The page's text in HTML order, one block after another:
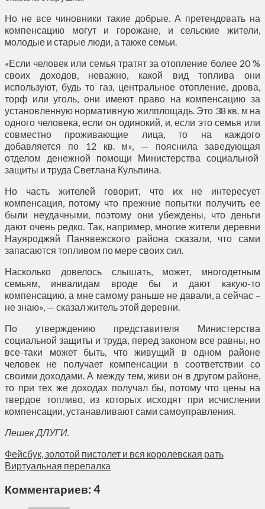
Но не все чиновники такие добрые. А претендовать на
компенсацию могут и горожане, и сельские жители,
молодые и старые люди, а также семьи.
«Если человек или семья тратят за отопление более 20 %
своих доходов, неважно, какой вид топлива они
используют, будь то газ, центральное отопление, дрова,
торф или уголь, они имеют право на компенсацию за
установленную нормативную жилплощадь. Это 38 кв. м на
одного человека, если он одинокий, и, если это семья или
совместно проживающие лица, то на каждого
добавляется по 12 кв. м», — пояснила заведующая
отделом денежной помощи Министерства социальной
защиты и труда Светлана Кульпина.
Но часть жителей говорит, что их не интересует
компенсация, потому что прежние попытки получить ее
были неудачными, поэтому они убеждены, что деньги
дают очень редко. Так, например, многие жители деревни
Науяроджяй Панявежского района сказали, что сами
запасаются топливом по мере своих сил.
Насколько довелось слышать, может, многодетным
семьям, инвалидам вроде бы и дают какую-то
компенсацию, а мне самому раньше не давали, а сейчас –
не знаю», — сказал житель этой деревни.
По утверждению представителя Министерства
социальной защиты и труда, перед законом все равны, но
все-таки может быть, что живущий в одном районе
человек не получает компенсации в соответствии со
своими доходами. А между тем, живи он в другом районе,
то при тех же доходах получал бы, потому что цены на
твердое топливо, из которых исходят при исчислении
компенсации, устанавливают сами самоуправления.
Лешек ДЛУГИ.
Фейсбук, золотой пистолет и вся королевская рать
Виртуальная перепалка
Комментариев: 4